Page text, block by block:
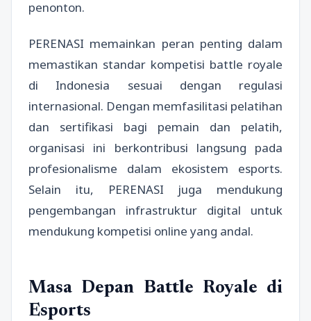
penonton.
PERENASI memainkan peran penting dalam
memastikan standar kompetisi battle royale
di Indonesia sesuai dengan regulasi
internasional. Dengan memfasilitasi pelatihan
dan sertifikasi bagi pemain dan pelatih,
organisasi ini berkontribusi langsung pada
profesionalisme dalam ekosistem esports.
Selain itu, PERENASI juga mendukung
pengembangan infrastruktur digital untuk
mendukung kompetisi online yang andal.
Masa Depan Battle Royale di
Esports